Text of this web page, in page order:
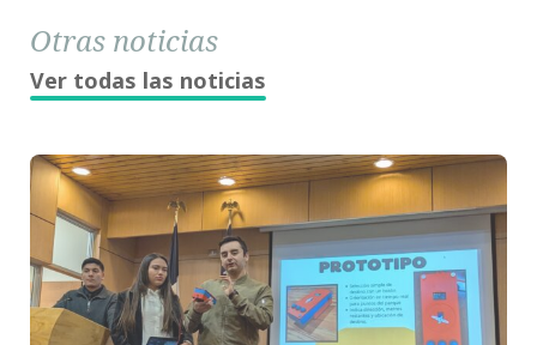
Otras noticias
Ver todas las noticias